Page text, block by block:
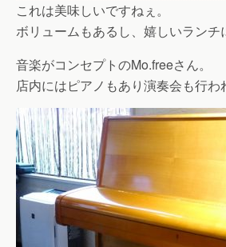
これは美味しいですねぇ。
ボリュームもあるし、嬉しいラン
音楽がコンセプトのMo.freeさん。
店内にはピアノもあり演奏会も行わ